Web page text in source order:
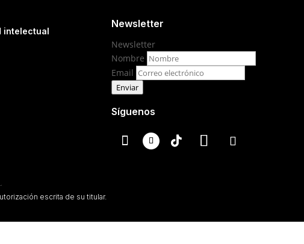
intelectual
Newsletter
Newsletter
Nombre
Email
Enviar
Síguenos
escrita de su titular.